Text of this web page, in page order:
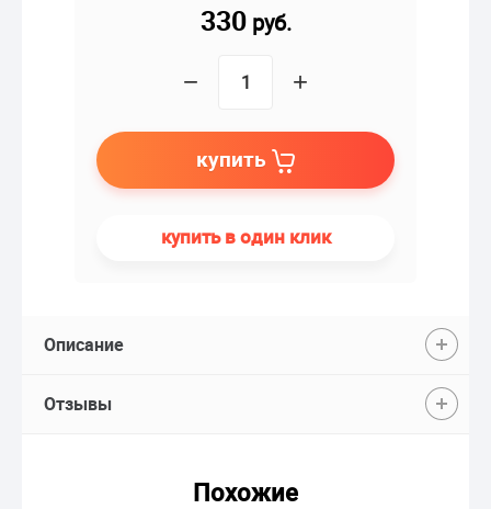
330руб.
− +
купить
купить в один клик
Описание
Отзывы
Похожие